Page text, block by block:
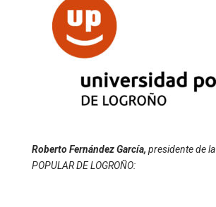
Roberto Fernández García, presidente de la
POPULAR DE LOGROÑO: